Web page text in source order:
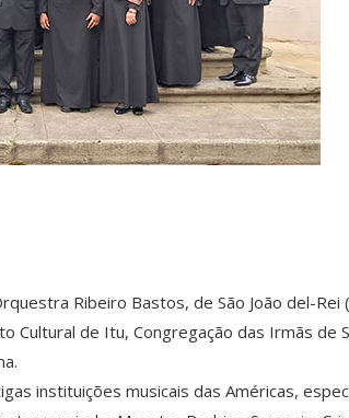
Ribeiro Bastos, de São João del-
Cultural de Itu, Congregação das Irmãs
instituições musicais das Américas,